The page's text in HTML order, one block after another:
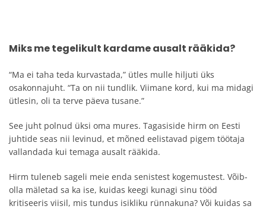
Miks me tegelikult kardame ausalt rääkida?
“Ma ei taha teda kurvastada,” ütles mulle hiljuti üks
osakonnajuht. “Ta on nii tundlik. Viimane kord, kui ma midagi
ütlesin, oli ta terve päeva tusane.”
See juht polnud üksi oma mures. Tagasiside hirm on Eesti
juhtide seas nii levinud, et mõned eelistavad pigem töötaja
vallandada kui temaga ausalt rääkida.
Hirm tuleneb sageli meie enda senistest kogemustest. Võib-
olla mäletad sa ka ise, kuidas keegi kunagi sinu tööd
kritiseeris viisil, mis tundus isikliku rünnakuna? Või kuidas sa